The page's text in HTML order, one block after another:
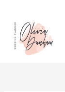
contenido